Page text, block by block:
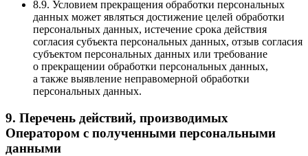
8.9. Условием прекращения обработки персональных
данных может являться достижение целей обработки
персональных данных, истечение срока действия
согласия субъекта персональных данных, отзыв согласия
субъектом персональных данных или требование
о прекращении обработки персональных данных,
а также выявление неправомерной обработки
персональных данных.
9. Перечень действий, производимых
Оператором с полученными персональными
данными